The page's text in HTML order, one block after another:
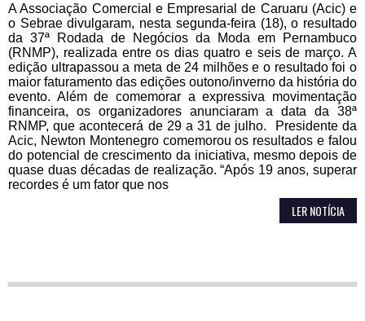
A Associação Comercial e Empresarial de Caruaru (Acic) e
o Sebrae divulgaram, nesta segunda-feira (18), o resultado
da 37ª Rodada de Negócios da Moda em Pernambuco
(RNMP), realizada entre os dias quatro e seis de março. A
edição ultrapassou a meta de 24 milhões e o resultado foi o
maior faturamento das edições outono/inverno da história do
evento. Além de comemorar a expressiva movimentação
financeira, os organizadores anunciaram a data da 38ª
RNMP, que acontecerá de 29 a 31 de julho. Presidente da
Acic, Newton Montenegro comemorou os resultados e falou
do potencial de crescimento da iniciativa, mesmo depois de
quase duas décadas de realização. “Após 19 anos, superar
recordes é um fator que nos
LER NOTÍCIA